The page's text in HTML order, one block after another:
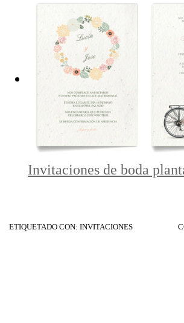
Invitaciones de boda
ETIQUETADO CON: INVITACIONES